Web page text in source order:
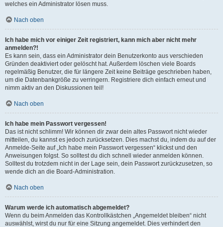
welches ein Administrator lösen muss.
Nach oben
Ich habe mich vor einiger Zeit registriert, kann mich aber nicht mehr
anmelden?!
Es kann sein, dass ein Administrator dein Benutzerkonto aus verschieden
Gründen deaktiviert oder gelöscht hat. Außerdem löschen viele Boards
regelmäßig Benutzer, die für längere Zeit keine Beiträge geschrieben haben,
um die Datenbankgröße zu verringern. Registriere dich einfach erneut und
nimm aktiv an den Diskussionen teil!
Nach oben
Ich habe mein Passwort vergessen!
Das ist nicht schlimm! Wir können dir zwar dein altes Passwort nicht wieder
mitteilen, du kannst es jedoch zurücksetzen. Dies machst du, indem du auf der
Anmelde-Seite auf „Ich habe mein Passwort vergessen“ klickst und den
Anweisungen folgst. So solltest du dich schnell wieder anmelden können.
Solltest du trotzdem nicht in der Lage sein, dein Passwort zurückzusetzen, so
wende dich an die Board-Administration.
Nach oben
Warum werde ich automatisch abgemeldet?
Wenn du beim Anmelden das Kontrollkästchen „Angemeldet bleiben“ nicht
auswählst, wirst du nur für eine Sitzung angemeldet. Dies verhindert den